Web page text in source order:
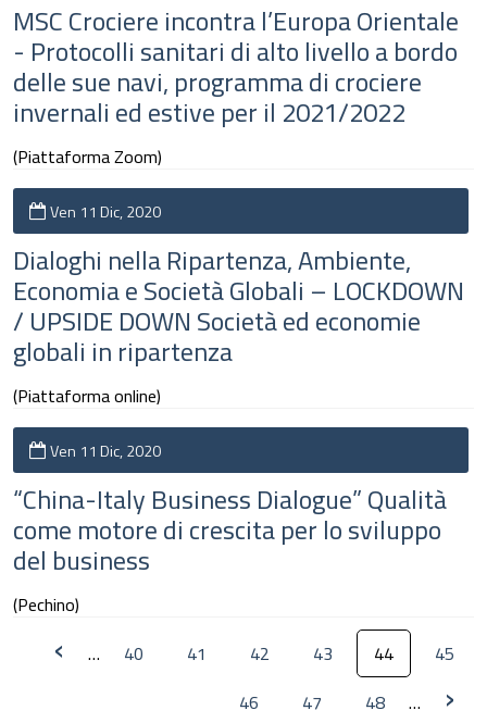
MSC Crociere incontra l’Europa Orientale
- Protocolli sanitari di alto livello a bordo
delle sue navi, programma di crociere
invernali ed estive per il 2021/2022
(Piattaforma Zoom)
Ven 11 Dic, 2020
Dialoghi nella Ripartenza, Ambiente,
Economia e Società Globali – LOCKDOWN
/ UPSIDE DOWN Società ed economie
globali in ripartenza
(Piattaforma online)
Ven 11 Dic, 2020
“China-Italy Business Dialogue” Qualità
come motore di crescita per lo sviluppo
del business
(Pechino)
‹ … 40 41 42 43 44
45
46
47 48 … ›